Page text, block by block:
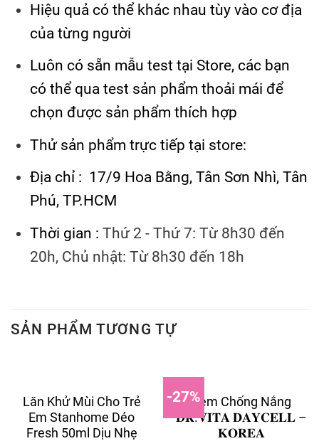
Hiệu quả có thể khác nhau tùy vào cơ địa
của từng người
Luôn có sẵn mẫu test tại Store, các bạn
có thể qua test sản phẩm thoải mái để
chọn được sản phẩm thích hợp
Thử sản phẩm trực tiếp tại store:
Địa chỉ : 17/9 Hoa Bằng, Tân Sơn Nhì, Tân
Phú, TP.HCM
Thời gian :Thứ 2 - Thứ 7: Từ 8h30 đến
20h, Chủ nhật: Từ 8h30 đến 18h
SẢN PHẨM TƯƠNG TỰ
Lăn Khử Mùi Cho Trẻ
Em Stanhome Déo
Fresh 50ml Dịu Nhẹ
-27%Kem Chống Nắng
𝐃𝐑.𝐕𝐈𝐓𝐀 𝐃𝐀𝐘𝐂𝐄𝐋𝐋 –
𝐊𝐎𝐑𝐄𝐀